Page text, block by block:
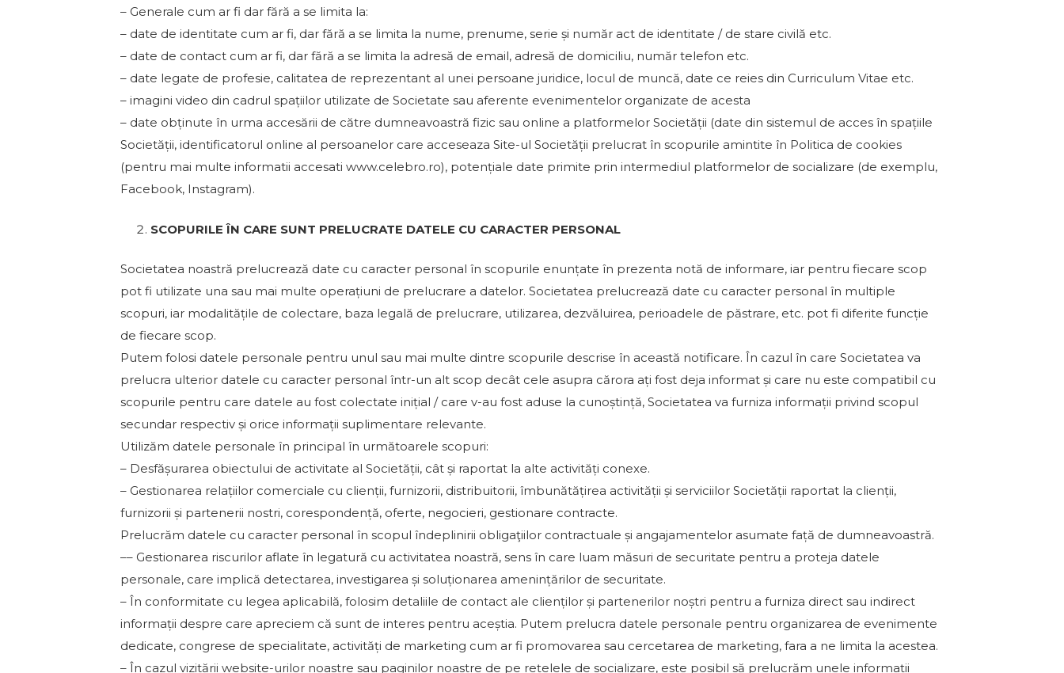
– Generale cum ar fi dar fără a se limita la:
– date de identitate cum ar fi, dar fără a se limita la nume, prenume, serie și număr act de identitate / de stare civilă etc.
– date de contact cum ar fi, dar fără a se limita la adresă de email, adresă de domiciliu, număr telefon etc.
– date legate de profesie, calitatea de reprezentant al unei persoane juridice, locul de muncă, date ce reies din Curriculum Vitae etc.
– imagini video din cadrul spațiilor utilizate de Societate sau aferente evenimentelor organizate de acesta
– date obținute în urma accesării de către dumneavoastră fizic sau online a platformelor Societății (date din sistemul de acces în spațiile
Societății, identificatorul online al persoanelor care acceseaza Site-ul Societății prelucrat în scopurile amintite în Politica de cookies
(pentru mai multe informatii accesati www.celebro.ro), potențiale date primite prin intermediul platformelor de socializare (de exemplu,
Facebook, Instagram).
SCOPURILE ÎN CARE SUNT PRELUCRATE DATELE CU CARACTER PERSONAL
Societatea noastră prelucrează date cu caracter personal în scopurile enunțate în prezenta notă de informare, iar pentru fiecare scop
pot fi utilizate una sau mai multe operațiuni de prelucrare a datelor. Societatea prelucrează date cu caracter personal în multiple
scopuri, iar modalitățile de colectare, baza legală de prelucrare, utilizarea, dezvăluirea, perioadele de păstrare, etc. pot fi diferite funcție
de fiecare scop.
Putem folosi datele personale pentru unul sau mai multe dintre scopurile descrise în această notificare. În cazul în care Societatea va
prelucra ulterior datele cu caracter personal într-un alt scop decât cele asupra cărora ați fost deja informat și care nu este compatibil cu
scopurile pentru care datele au fost colectate inițial / care v-au fost aduse la cunoștință, Societatea va furniza informații privind scopul
secundar respectiv și orice informații suplimentare relevante.
Utilizăm datele personale în principal în următoarele scopuri:
– Desfășurarea obiectului de activitate al Societății, cât și raportat la alte activități conexe.
– Gestionarea relațiilor comerciale cu clienții, furnizorii, distribuitorii, îmbunătățirea activității și serviciilor Societății raportat la clienții,
furnizorii și partenerii nostri, corespondență, oferte, negocieri, gestionare contracte.
Prelucrăm datele cu caracter personal în scopul îndeplinirii obligaţiilor contractuale și angajamentelor asumate față de dumneavoastră.
–– Gestionarea riscurilor aflate în legatură cu activitatea noastră, sens în care luam măsuri de securitate pentru a proteja datele
personale, care implică detectarea, investigarea și soluționarea amenințărilor de securitate.
– În conformitate cu legea aplicabilă, folosim detaliile de contact ale clienților și partenerilor noștri pentru a furniza direct sau indirect
informații despre care apreciem că sunt de interes pentru aceștia. Putem prelucra datele personale pentru organizarea de evenimente
dedicate, congrese de specialitate, activități de marketing cum ar fi promovarea sau cercetarea de marketing, fara a ne limita la acestea.
– În cazul vizitării website-urilor noastre sau paginilor noastre de pe rețelele de socializare, este posibil să prelucrăm unele informații